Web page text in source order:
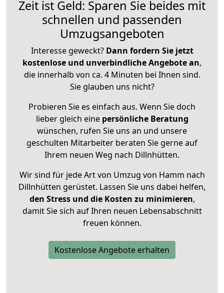
Zeit ist Geld: Sparen Sie beides mit
schnellen und passenden
Umzugsangeboten
Interesse geweckt? Dann fordern Sie jetzt
kostenlose und unverbindliche Angebote an,
die innerhalb von ca. 4 Minuten bei Ihnen sind.
Sie glauben uns nicht?
Probieren Sie es einfach aus. Wenn Sie doch
lieber gleich eine persönliche Beratung
wünschen, rufen Sie uns an und unsere
geschulten Mitarbeiter beraten Sie gerne auf
Ihrem neuen Weg nach Dillnhütten.
Wir sind für jede Art von Umzug von Hamm nach
Dillnhütten gerüstet. Lassen Sie uns dabei helfen,
den Stress und die Kosten zu minimieren,
damit Sie sich auf Ihren neuen Lebensabschnitt
freuen können.
Kostenlose Angebote erhalten